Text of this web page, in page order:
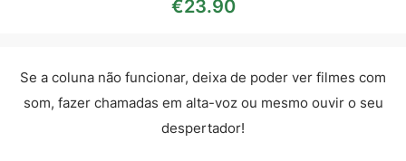
€23.90
Se a coluna não funcionar, deixa de poder ver filmes com
som, fazer chamadas em alta-voz ou mesmo ouvir o seu
despertador!